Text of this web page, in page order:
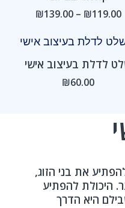
₪119.00
–
₪139.00
לדלת בעיצוב אישי
₪60.00
את בני הזוג,
היכולת להפתיע
היא הדרך